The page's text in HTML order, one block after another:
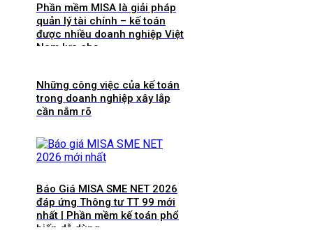
Phần mềm MISA là giải pháp
quản lý tài chính – kế toán
được nhiều doanh nghiệp Việt
Nam lựa chọ
Những công việc của kế toán
trong doanh nghiệp xây lắp
cần nắm rõ
Báo Giá MISA SME NET 2026
đáp ứng Thông tư TT 99 mới
nhất | Phần mềm kế toán phổ